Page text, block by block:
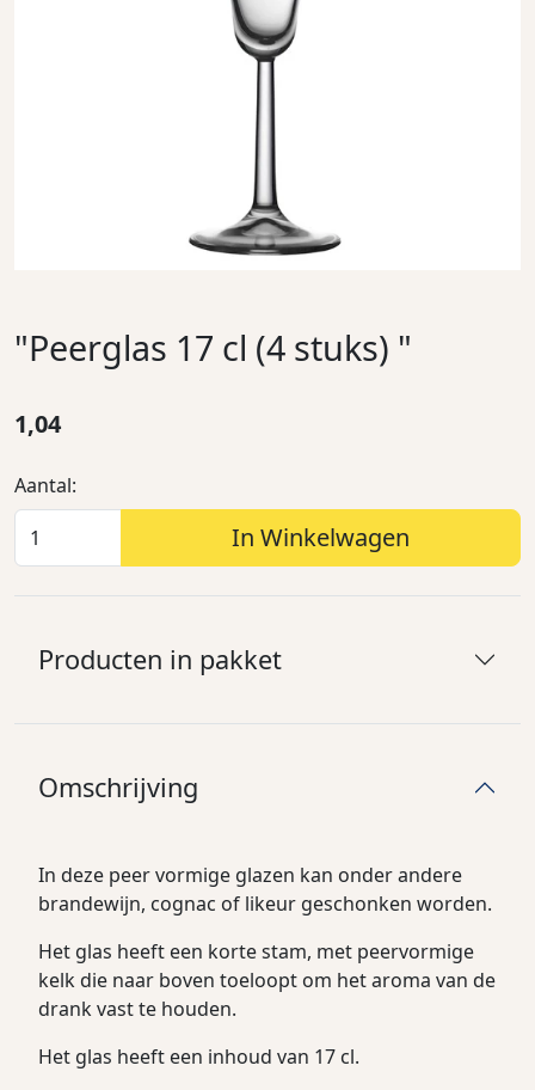
"Peerglas 17 cl (4 stuks) "
1,04
Aantal:
In Winkelwagen
Producten in pakket
Omschrijving
In deze peer vormige glazen kan onder andere
brandewijn, cognac of likeur geschonken worden.
Het glas heeft een korte stam, met peervormige
kelk die naar boven toeloopt om het aroma van de
drank vast te houden.
Het glas heeft een inhoud van 17 cl.